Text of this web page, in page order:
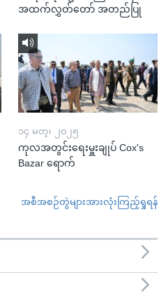
အထက်လွှတ်တော် အတည်ပြု
၁၄ မတ္၊ ၂၀၂၅
ကုလအတွင်းရေးမှူးချုပ် Cox's
Bazar ရောက်
အစီအစဉ်တွဲများအားလုံးကြည့်ရှုရန်